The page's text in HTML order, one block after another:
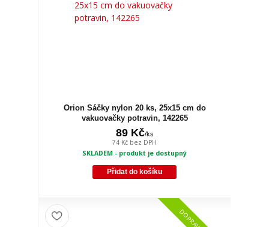
Orion Sáčky nylon 20 ks, 25x15 cm do
vakuovačky potravin, 142265
89 Kč/ks
74 Kč bez DPH
SKLADEM - produkt je dostupný
Přidat do košíku